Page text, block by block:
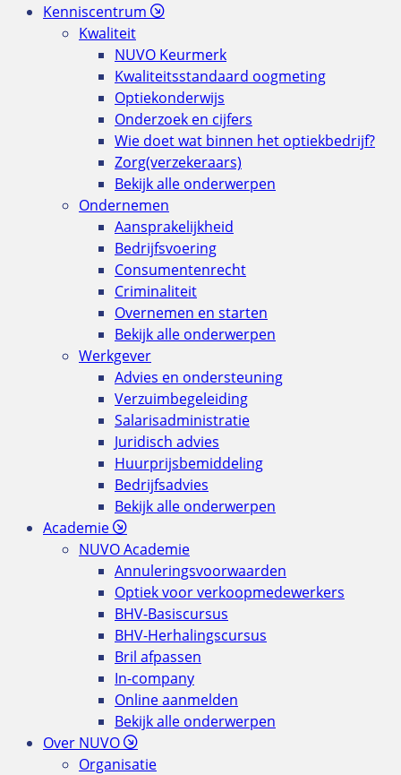
Kenniscentrum
Kwaliteit
NUVO Keurmerk
Kwaliteitsstandaard oogmeting
Optiekonderwijs
Onderzoek en cijfers
Wie doet wat binnen het optiekbedrijf?
Zorg(verzekeraars)
Bekijk alle onderwerpen
Ondernemen
Aansprakelijkheid
Bedrijfsvoering
Consumentenrecht
Criminaliteit
Overnemen en starten
Bekijk alle onderwerpen
Werkgever
Advies en ondersteuning
Verzuimbegeleiding
Salarisadministratie
Juridisch advies
Huurprijsbemiddeling
Bedrijfsadvies
Bekijk alle onderwerpen
Academie
NUVO Academie
Annuleringsvoorwaarden
Optiek voor verkoopmedewerkers
BHV-Basiscursus
BHV-Herhalingscursus
Bril afpassen
In-company
Online aanmelden
Bekijk alle onderwerpen
Over NUVO
Organisatie